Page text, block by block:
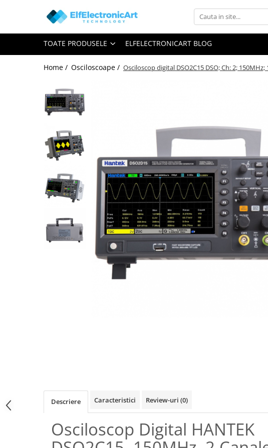
Toate Produsele
Audio
Clesti Ampermetrici
Multimetre Digitale
Surse de alimentare
Termometre
Osciloscoape
Osciloscoape B&K PRECISION
Osciloscoape FLUKE
TOATE PRODUSELE ELFELECTRONICART BLOG
Home / Osciloscoape / Osciloscop digital DSO2C15 DSO; Ch: 2;
Descriere Caracteristici Review-uri (0)
Osciloscop Digital HANTEK